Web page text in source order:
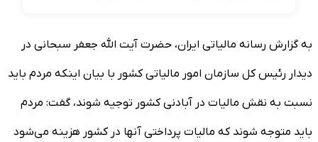
به گزارش رسانه مالیاتی ایران، حضرت آیت‌ الله جعفر سبحانی در
دیدار رئیس کل سازمان امور مالیاتی کشور با بیان اینکه مردم باید
نسبت به نقش مالیات در آبادنی کشور توجیه شوند، گفت: مردم
باید متوجه شوند که مالیات پرداختی آنها در کشور هزینه می‌شود